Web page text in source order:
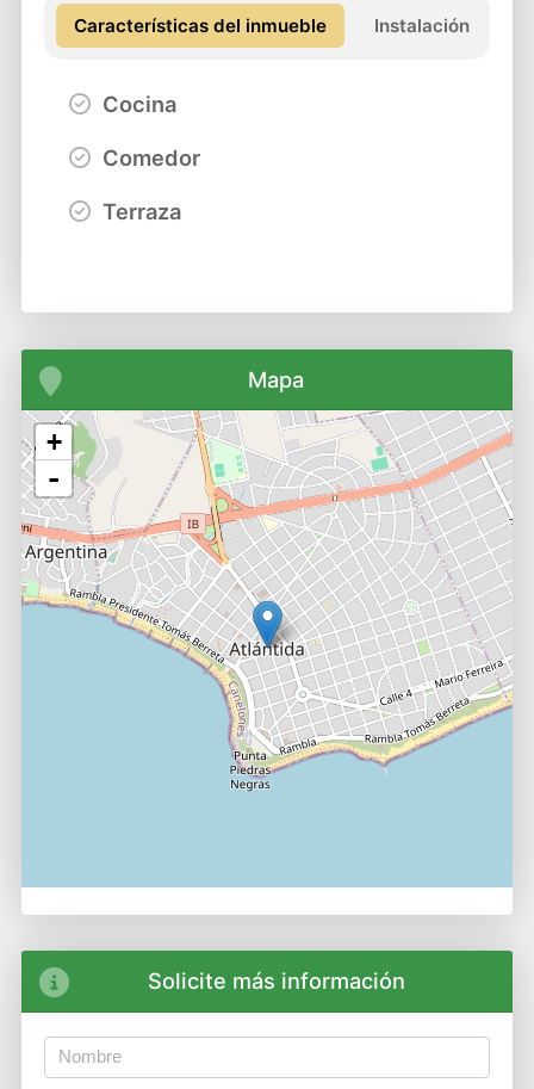
Características del inmueble Instalación
Cocina
Comedor
Terraza
Mapa
+
-
Solicite más información